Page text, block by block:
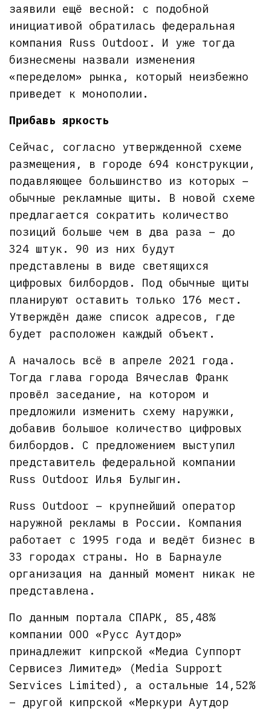
заявили ещё весной: с подобной
инициативой обратилась федеральная
компания Russ Outdoor. И уже тогда
бизнесмены назвали изменения
«переделом» рынка, который неизбежно
приведет к монополии.
Прибавь яркость
Сейчас, согласно утвержденной схеме
размещения, в городе 694 конструкции,
подавляющее большинство из которых –
обычные рекламные щиты. В новой схеме
предлагается сократить количество
позиций больше чем в два раза – до
324 штук. 90 из них будут
представлены в виде светящихся
цифровых билбордов. Под обычные щиты
планируют оставить только 176 мест.
Утверждён даже список адресов, где
будет расположен каждый объект.
А началось всё в апреле 2021 года.
Тогда глава города Вячеслав Франк
провёл заседание, на котором и
предложили изменить схему наружки,
добавив большое количество цифровых
билбордов. С предложением выступил
представитель федеральной компании
Russ Outdoor Илья Булыгин.
Russ Outdoor – крупнейший оператор
наружной рекламы в России. Компания
работает с 1995 года и ведёт бизнес в
33 городах страны. Но в Барнауле
организация на данный момент никак не
представлена.
По данным портала СПАРК, 85,48%
компании ООО «Русс Аутдор»
принадлежит кипрской «Медиа Суппорт
Сервисез Лимитед» (Media Support
Services Limited), а остальные 14,52%
– другой кипрской «Меркури Аутдор